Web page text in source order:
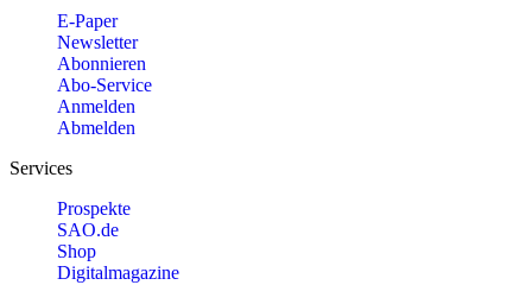
E-Paper
Newsletter
Abonnieren
Abo-Service
Anmelden
Abmelden
Services
Prospekte
SAO.de
Shop
Digitalmagazine